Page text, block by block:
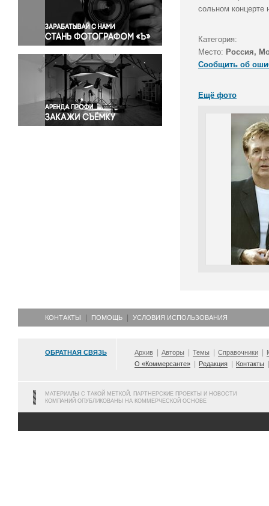
Правосудие
Происшествия и конфликты
Религия
Светская жизнь
Спорт
Экология
Экономика и бизнес
сольном
Категория:
Место: Россия,
Сообщить об
Ещё фото
КОНТАКТЫ ПОМОЩЬ УСЛОВИЯ ИСПОЛЬЗОВАНИЯ
ОБРАТНАЯ СВЯЗЬ Архив Авторы Темы Справочники
О «Коммерсанте»
Редакция Контакты
МАТЕРИАЛЫ С ТАКОЙ МЕТКОЙ, ПАРТНЕРСКИЕ ПРОЕКТЫ И НОВОСТИ
КОМПАНИЙ ОПУБЛИКОВАНЫ НА КОММЕРЧЕСКОЙ ОСНОВЕ